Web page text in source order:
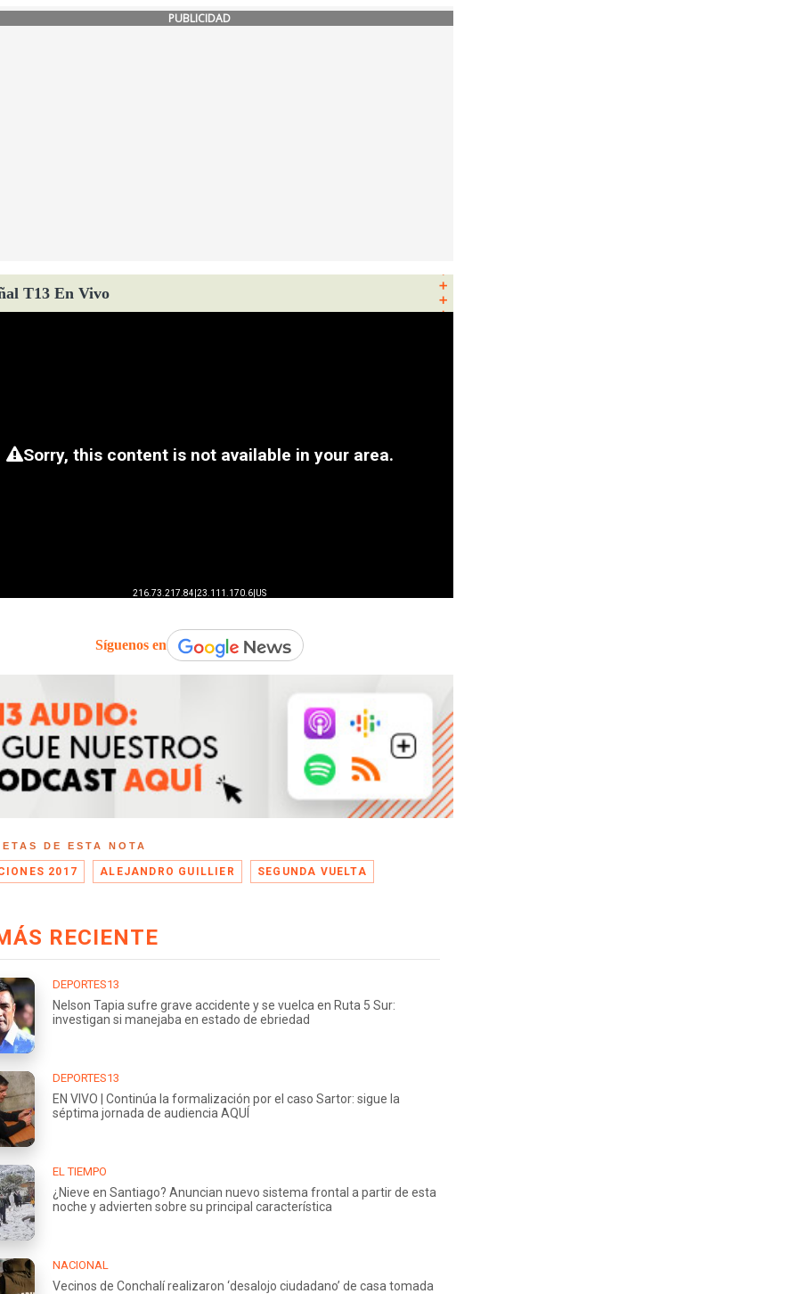
PUBLICIDAD
T13 En Vivo
Síguenos en
DE ESTA NOTA
2017 ALEJANDRO GUILLIER SEGUNDA VUELTA
RECIENTE
DEPORTES13
Nelson Tapia sufre grave accidente y se vuelca en Ruta 5 Sur:
investigan si manejaba en estado de ebriedad
DEPORTES13
EN VIVO | Continúa la formalización por el caso Sartor: sigue la
séptima jornada de audiencia AQUÍ
EL TIEMPO
¿Nieve en Santiago? Anuncian nuevo sistema frontal a partir de esta
noche y advierten sobre su principal característica
NACIONAL
Vecinos de Conchalí realizaron ‘desalojo ciudadano’ de casa tomada